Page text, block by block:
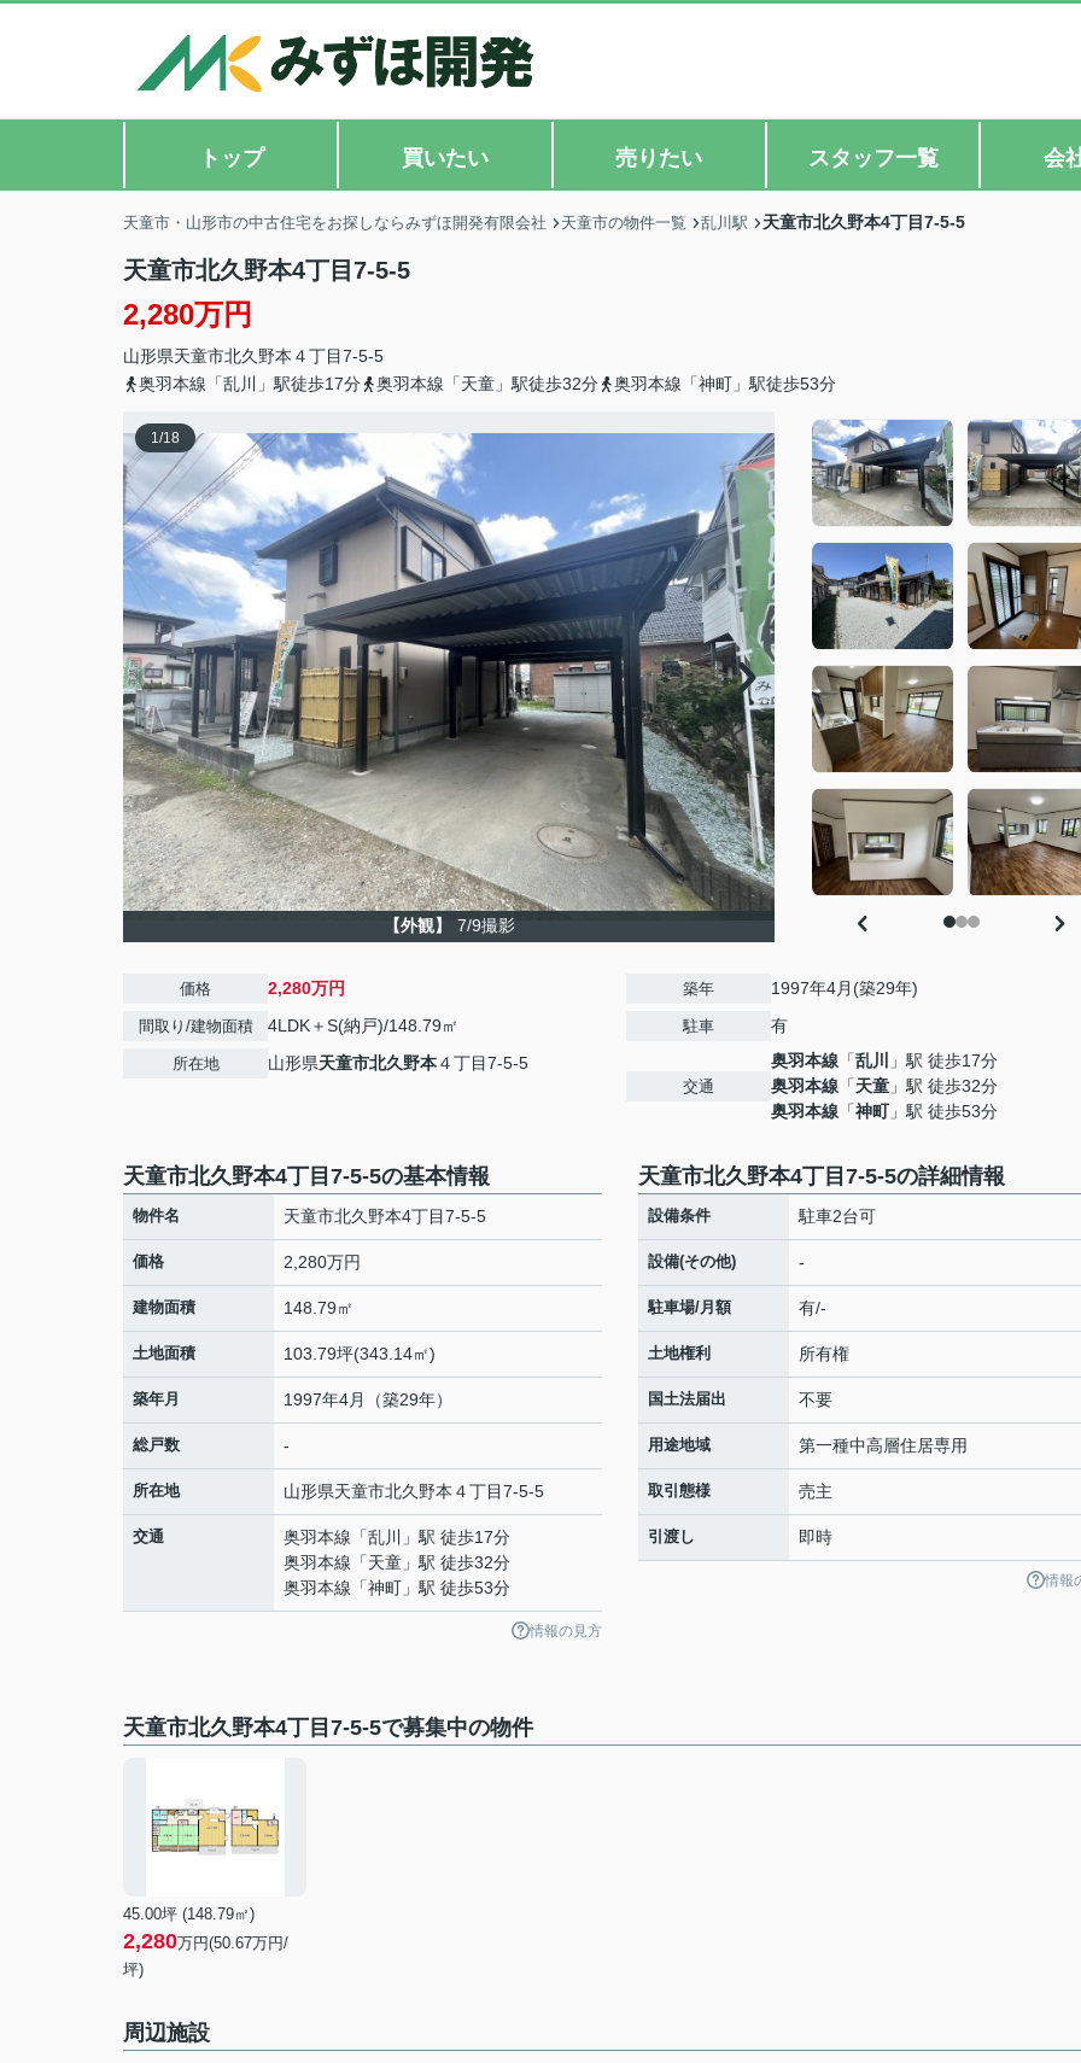
トップ 買いたい 売りたい スタッフ一覧 会
天童市・山形市の中古住宅をお探しならみずほ開発有限会社 天童市の物件一覧 乱川駅 天童市北久野本4丁目7-5-5
天童市北久野本4丁目7-5-5
2,280万円
山形県天童市北久野本 ４丁目7-5-5
奥羽本線「乱川」駅徒歩17分
奥羽本線「天童」駅徒歩32分 奥羽本線「神町」駅徒歩53分
1/18
【外観】 7/9撮影
価格 2,280万円
間取り/建物面積 4LDK＋S(納戸)/148.79㎡
所在地 山形県天童市北久野本４丁目7-5-5
築年 1997年4月(築29年)
駐車 有
交通
奥羽本線 「乱川
」駅 徒歩17分
奥羽本線 「天童 」駅 徒歩32分
奥羽本線 「神町」駅 徒歩53分
天童市北久野本4丁目7-5-5の基本情報
物件名 天童市北久野本4丁目7-5-5
価格 2,280万円
建物面積 148.79㎡
土地面積 103.79坪(343.14㎡)
築年月 1997年4月（築29年）
総戸数 -
所在地 山形県天童市北久野本 ４丁目7-5-5
交通 奥羽本線 「乱川
」駅 徒歩17分
奥羽本線 「天童 」駅 徒歩32分
奥羽本線 「神町 」駅 徒歩53分
情報の見方
天童市北久野本4丁目7-5-5の詳細情報
設備条件 駐車2台可
設備(その他) -
駐車場/月額 有/-
土地権利 所有権
国土法届出 不要
用途地域 第一種中高層住居専用
取引態様 売主
引渡し 即時
情報
天童市北久野本4丁目7-5-5で募集中の物件
45.00坪 (148.79㎡)
2,280万円(50.67万円/
坪)
周辺施設